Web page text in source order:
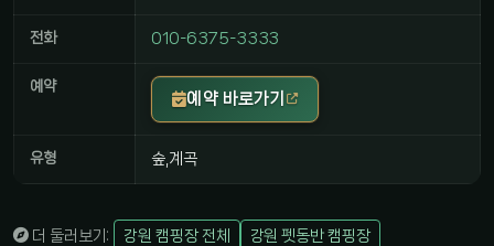
전화 010-6375-3333
예약
예약 바로가기
유형 숲,계곡
더 둘러보기: 강원 캠핑장 전체 강원 펫동반 캠핑장